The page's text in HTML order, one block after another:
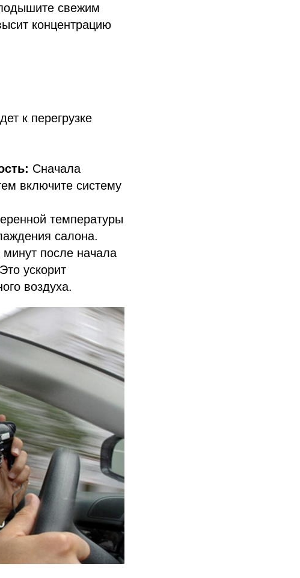
свежим
концентрацию
к перегрузке
Сначала
включите систему
температуры
салона.
минут после начала
ускорит
воздуха.